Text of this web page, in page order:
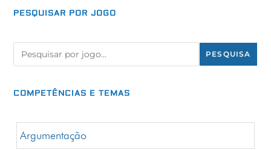
PESQUISAR POR JOGO
PESQUISA
COMPETÊNCIAS E TEMAS
Argumentação